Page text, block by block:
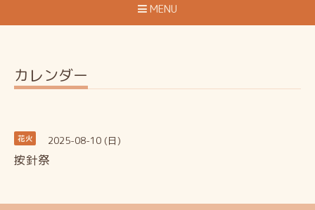
MENU
カレンダー
花火 2025-08-10 (日)
按針祭